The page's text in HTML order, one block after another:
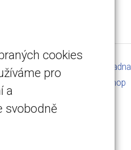
Servis a kalibrace
Poradna
E-shop
cookies
pro
a
svobodně